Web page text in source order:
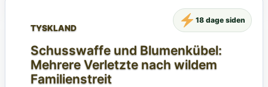
TYSKLAND
Schusswaffe und Blumenkübel:
Mehrere Verletzte nach wildem
Familienstreit
18 dage siden